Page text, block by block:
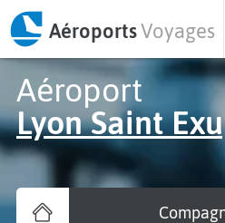
AéroportsVoyages
Aéroport
Lyon Saint